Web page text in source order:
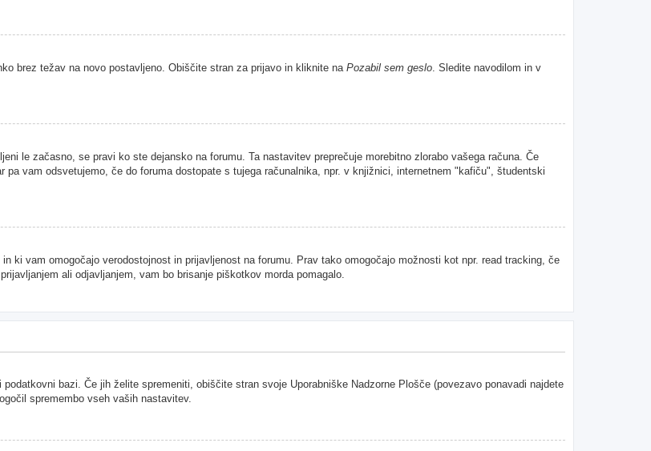
brez težav na novo postavljeno. Obiščite stran za prijavo in kliknite na Pozabil sem geslo. Sledite navodilom in v
le začasno, se pravi ko ste dejansko na forumu. Ta nastavitev preprečuje morebitno zlorabo vašega računa. Če
vam odsvetujemo, če do foruma dostopate s tujega računalnika, npr. v knjižnici, internetnem "kafiču", študentski
ki vam omogočajo verodostojnost in prijavljenost na forumu. Prav tako omogočajo možnosti kot npr. read tracking, če
ali odjavljanjem, vam bo brisanje piškotkov morda pomagalo.
bazi. Če jih želite spremeniti, obiščite stran svoje Uporabniške Nadzorne Plošče (povezavo ponavadi najdete
spremembo vseh vaših nastavitev.